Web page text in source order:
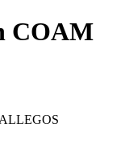
COAM